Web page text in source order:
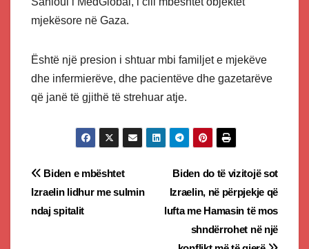
mjekësore në Gaza.
Është një presion i shtuar mbi familjet e mjekëve
dhe infermierëve, dhe pacientëve dhe gazetarëve
që janë të gjithë të strehuar atje.
Post
navigation
Biden do të vizitojë sot
Izraelin, në përpjekje që
lufta me Hamasin të mos
shndërrohet në një
Biden e mbështet
Izraelin lidhur me sulmin
ndaj spitalit